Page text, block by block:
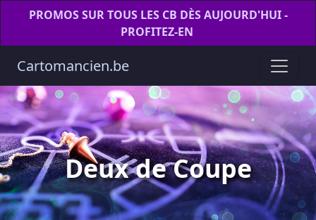
PROMOS SUR TOUS LES CB DÈS AUJOURD'HUI -
PROFITEZ-EN
Cartomancien.be
Deux de Coupe